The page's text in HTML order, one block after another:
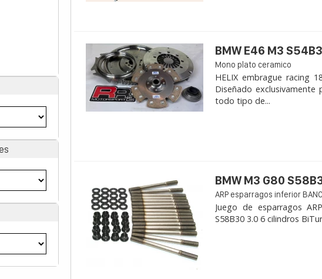
BMW E46 M3
Mono plato ceramico
HELIX embrague racing
Diseñado
todo tipo de...
BMW M3 G80
ARP esparragos inferior
Juego de esparragos
S58B30 3.0 6 cilindros